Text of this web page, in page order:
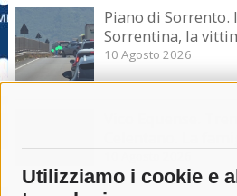
Utilizziamo i cookie e
Piano di Sorrento.
Sorrentina, la
10 Agosto 2026
Vico Equense.
Celentano. La